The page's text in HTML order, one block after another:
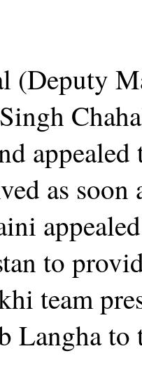
(Deputy
as
to
team
Langha to